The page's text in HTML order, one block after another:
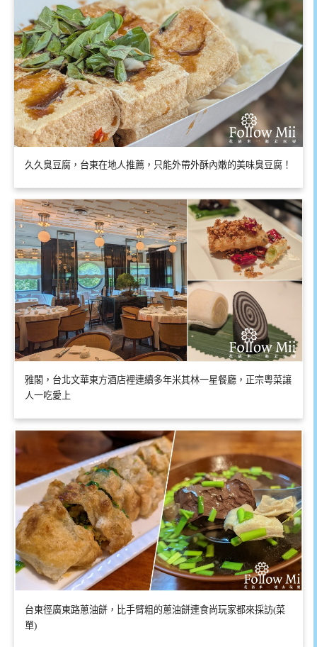
久久臭豆腐，台東在地人推薦，只能外帶外酥內嫩的美味臭豆腐！
雅閣，台北文華東方酒店裡連續多年米其林一星餐廳，正宗粵菜讓
人一吃愛上
台東徑廣東路蔥油餅，比手臂粗的蔥油餅連食尚玩家都來採訪(菜
單)